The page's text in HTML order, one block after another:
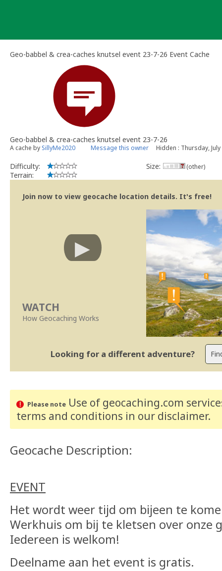
Geo-babbel & crea-caches knutsel event 23-7-26 Event Cache
Geo-babbel & crea-caches knutsel event 23-7-26
A cache by SillyMe2020 Message this owner Hidden : Thursday,
Difficulty:
Terrain:
Size: (other)
Join now to view geocache location details. It's free!
WATCH
How Geocaching Works
Looking for a different adventure?
Please noteUse of geocaching.com
terms and conditions in our disclaimer.
Geocache Description:
EVENT
Het wordt weer tijd om bijeen te
Werkhuis om bij te kletsen over onze
Iedereen is welkom!
Deelname aan het event is gratis.